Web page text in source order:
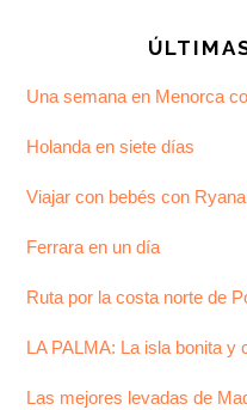
Una semana en Menorca
Holanda en siete días
Viajar con bebés con
Ferrara en un día
Ruta por la costa norte de
LA PALMA: La isla bonita y
Las mejores levadas de